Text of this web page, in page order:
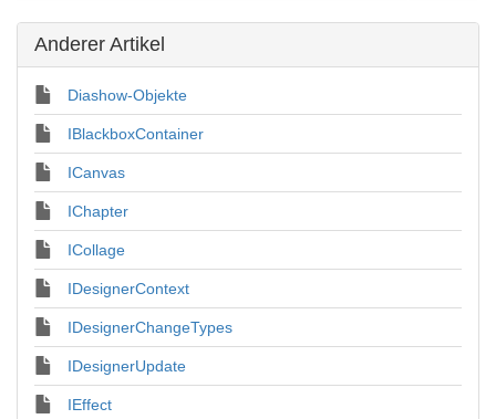
Anderer Artikel
Diashow-Objekte
IBlackboxContainer
ICanvas
IChapter
ICollage
IDesignerContext
IDesignerChangeTypes
IDesignerUpdate
IEffect